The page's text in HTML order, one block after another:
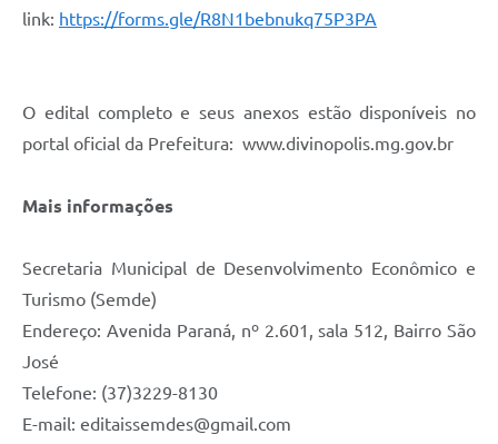
link: https://forms.gle/R8N1bebnukq75P3PA
O edital completo e seus anexos estão disponíveis no
portal oficial da Prefeitura: www.divinopolis.mg.gov.br
Mais informações
Secretaria Municipal de Desenvolvimento Econômico e
Turismo (Semde)
Endereço: Avenida Paraná, nº 2.601, sala 512, Bairro São
José
Telefone: (37)3229-8130
E-mail: editaissemdes@gmail.com